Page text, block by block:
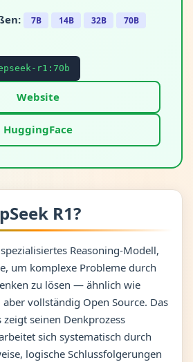
7B 14B 32B
70B
r1:70b
Website
HuggingFace
R1?
Reasoning-Modell,
um komplexe Probleme durch
zu lösen — ähnlich wie
vollständig Open Source. Das
zeigt seinen Denkprozess
sich systematisch durch
logische Schlussfolgerungen